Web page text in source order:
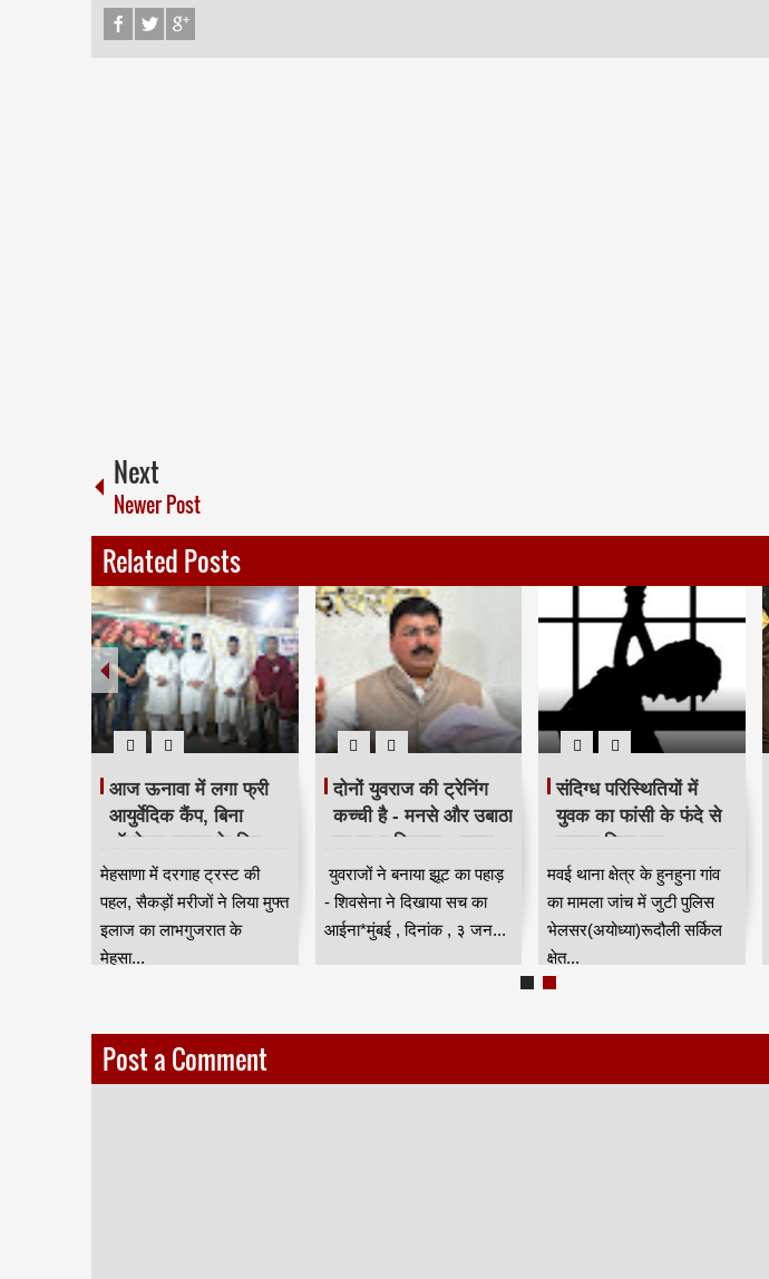
Next
Newer Post
Related Posts
आज ऊनावा में लगा फ्री
आयुर्वेदिक कैंप, बिना
ऑपरेशन इलाज के लिए
उमड़ी भीड़ HKA
मेहसाणा में दरगाह ट्रस्ट की
पहल, सैकड़ों मरीजों ने लिया मुफ्त
इलाज का लाभगुजरात के
मेहसा...
दोनों युवराज की ट्रेनिंग
कच्ची है - मनसे और उबाठा
पर साधा निशाना - राहुल
शेवाले
युवराजों ने बनाया झूट का पहाड़
- शिवसेना ने दिखाया सच का
आईना*मुंबई , दिनांक , ३ जन...
संदिग्ध परिस्थितियों में
युवक का फांसी के फंदे से
लटका मिला शव
मवई थाना क्षेत्र के हुनहुना गांव
का मामला जांच में जुटी पुलिस
भेलसर(अयोध्या)रूदौली सर्किल
क्षेत...
Post a Comment